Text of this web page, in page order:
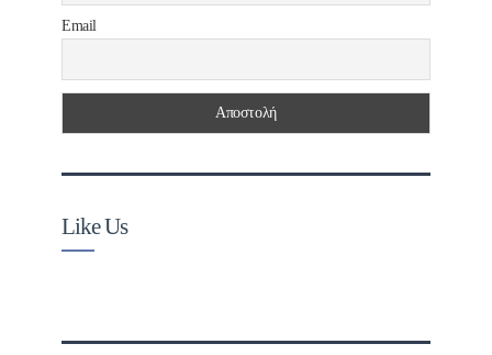
Email
Like Us